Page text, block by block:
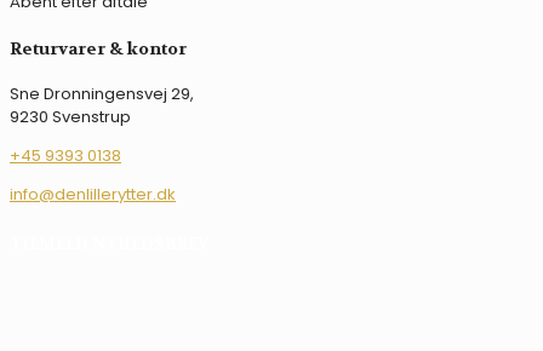
Returvarer & kontor
Sne Dronningensvej 29,
9230 Svenstrup
+45 9393 0138
info@denlillerytter.dk